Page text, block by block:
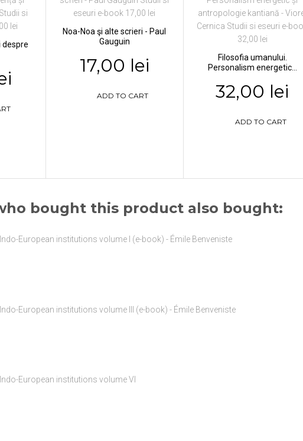
despre
Noa-Noa şi alte scrieri - Paul
Gauguin
17,00 lei
ADD TO CART
Filosofia umanului.
Personalism energetic...
32,00 lei
ADD TO CART
bought this product also bought: